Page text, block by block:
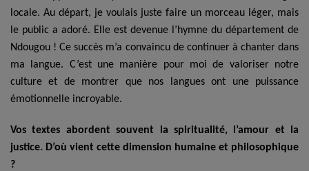
locale. Au départ, je voulais juste faire un morceau léger, mais
le public a adoré. Elle est devenue l’hymne du département de
Ndougou ! Ce succès m’a convaincu de continuer à chanter dans
ma langue. C’est une manière pour moi de valoriser notre
culture et de montrer que nos langues ont une puissance
émotionnelle incroyable.
Vos textes abordent souvent la spiritualité, l’amour et la
justice. D’où vient cette dimension humaine et philosophique
?